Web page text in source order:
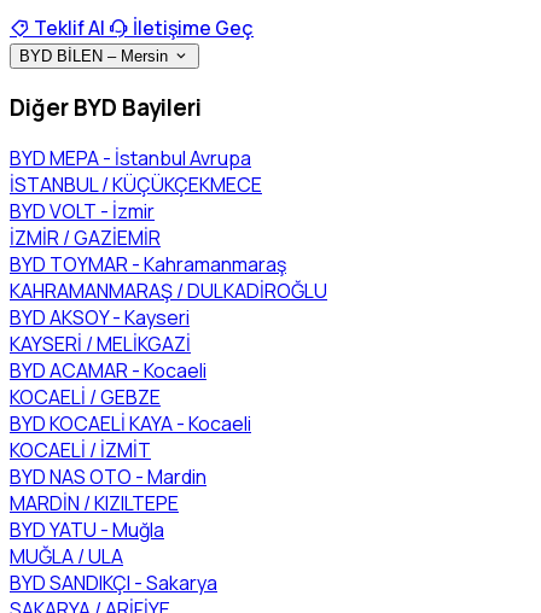
Teklif Al
İletişime Geç
BYD BİLEN – Mersin
Diğer BYD Bayileri
BYD MEPA - İstanbul Avrupa
İSTANBUL / KÜÇÜKÇEKMECE
BYD VOLT - İzmir
İZMİR / GAZİEMİR
BYD TOYMAR - Kahramanmaraş
KAHRAMANMARAŞ / DULKADİROĞLU
BYD AKSOY - Kayseri
KAYSERİ / MELİKGAZİ
BYD ACAMAR - Kocaeli
KOCAELİ / GEBZE
BYD KOCAELİ KAYA - Kocaeli
KOCAELİ / İZMİT
BYD NAS OTO - Mardin
MARDİN / KIZILTEPE
BYD YATU - Muğla
MUĞLA / ULA
BYD SANDIKÇI - Sakarya